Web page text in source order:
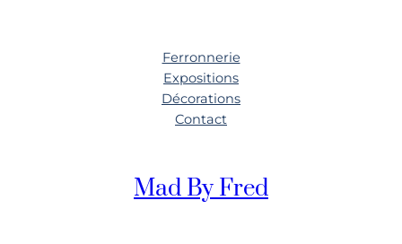
Ferronnerie
Expositions
Décorations
Contact
Mad By Fred